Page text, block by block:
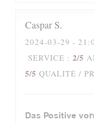
Caspar S
2024-03-29 -
SERVICE : 2/5
5/5 QUALITÉ /
Das Positive